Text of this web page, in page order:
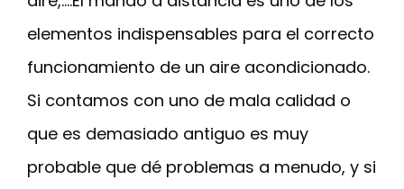
elementos indispensables para el correcto
funcionamiento de un aire acondicionado.
Si contamos con uno de mala calidad o
que es demasiado antiguo es muy
probable que dé problemas a menudo, y si